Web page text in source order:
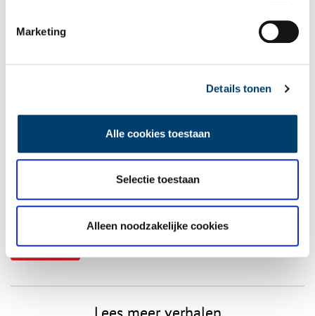
Marketing
Details tonen
Alle cookies toestaan
Selectie toestaan
Alleen noodzakelijke cookies
Naam*
Vink dit aan als u op de hoogte gehouden wil worden.